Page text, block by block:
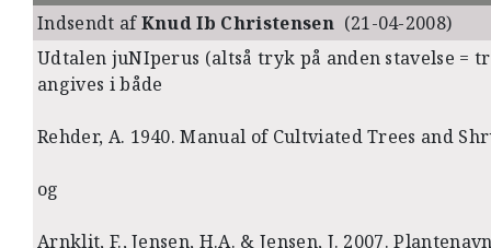
Indsendt afKnud Ib Christensen(21-04-2008)
Udtalen juNIperus (altså tryk på anden stavelse =
angives i både
Rehder, A. 1940. Manual of Cultviated Trees and
og
Arnklit, F., Jensen, H.A. & Jensen, J. 2007.